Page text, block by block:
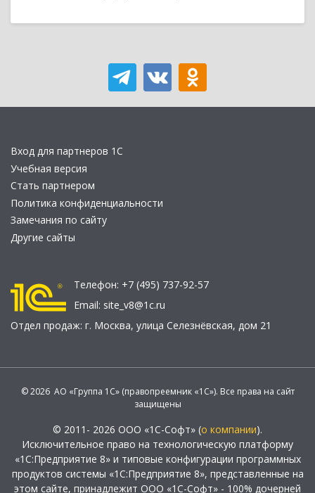
Вход для партнеров 1С
Учебная версия
Стать партнером
Политика конфиденциальности
Замечания по сайту
Другие сайты
Телефон: +7 (495) 737-92-57
Email: site_v8@1c.ru
Отдел продаж: г. Москва, улица Селезнёвская, дом 21
© 2026 АО «Группа 1С» (правопреемник «1С»). Все права на сайт
защищены
© 2011- 2026 ООО «1С-Софт» (о компании).
Исключительное право на технологическую платформу
«1С:Предприятие 8» и типовые конфигурации программных
продуктов системы «1С:Предприятие 8», представленные на
этом сайте, принадлежит ООО «1С-Софт» - 100% дочерней